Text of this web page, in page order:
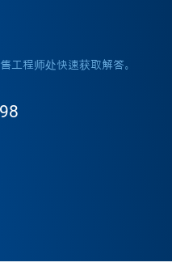
工程师处快速获取解答。